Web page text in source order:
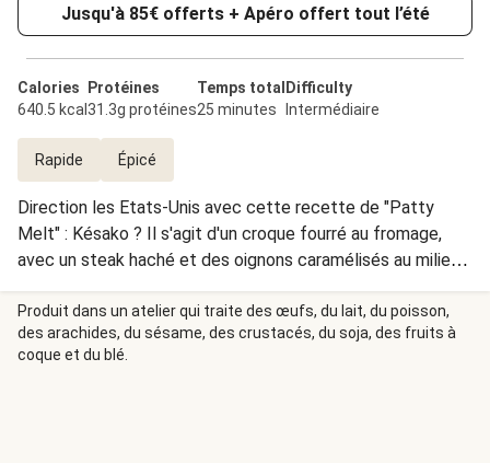
Jusqu'à 85€ offerts + Apéro offert tout l’été
Calories
640.5 kcal
Protéines
31.3g protéines
Temps total
25 minutes
Difficulty
Intermédiaire
Rapide Épicé
Direction les Etats-Unis avec cette recette de "Patty
Melt" : Késako ? Il s'agit d'un croque fourré au fromage,
avec un steak haché et des oignons caramélisés au milieu.
Nous vous proposons une version express à base de
cheddar, de boeuf haché et d'un chutney piquant d'oignons.
Dégustez-le avec notre salade croquante à base de
concombre et de câpres, agrémenté d'une vinaigrette au
Produit dans un atelier qui traite des œufs, du lait, du poisson,
des arachides, du sésame, des crustacés, du soja, des fruits à
coque et du blé.